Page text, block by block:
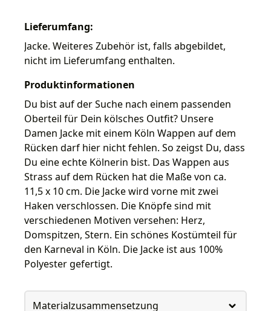
Lieferumfang:
Jacke. Weiteres Zubehör ist, falls abgebildet,
nicht im Lieferumfang enthalten.
Produktinformationen
Du bist auf der Suche nach einem passenden
Oberteil für Dein kölsches Outfit? Unsere
Damen Jacke mit einem Köln Wappen auf dem
Rücken darf hier nicht fehlen. So zeigst Du, dass
Du eine echte Kölnerin bist. Das Wappen aus
Strass auf dem Rücken hat die Maße von ca.
11,5 x 10 cm. Die Jacke wird vorne mit zwei
Haken verschlossen. Die Knöpfe sind mit
verschiedenen Motiven versehen: Herz,
Domspitzen, Stern. Ein schönes Kostümteil für
den Karneval in Köln. Die Jacke ist aus 100%
Polyester gefertigt.
Materialzusammensetzung